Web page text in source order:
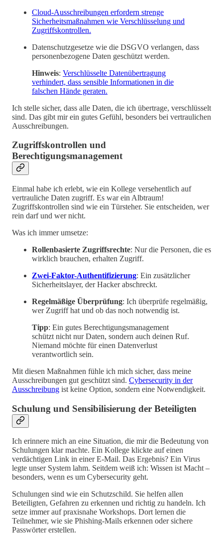
Cloud-Ausschreibungen erfordern strenge
Sicherheitsmaßnahmen wie Verschlüsselung und
Zugriffskontrollen.
Datenschutzgesetze wie die DSGVO verlangen, dass
personenbezogene Daten geschützt werden.
Hinweis: Verschlüsselte Datenübertragung
verhindert, dass sensible Informationen in die
falschen Hände geraten.
Ich stelle sicher, dass alle Daten, die ich übertrage, verschlüsselt
sind. Das gibt mir ein gutes Gefühl, besonders bei vertraulichen
Ausschreibungen.
Zugriffskontrollen und
Berechtigungsmanagement
Einmal habe ich erlebt, wie ein Kollege versehentlich auf
vertrauliche Daten zugriff. Es war ein Albtraum!
Zugriffskontrollen sind wie ein Türsteher. Sie entscheiden, wer
rein darf und wer nicht.
Was ich immer umsetze:
Rollenbasierte Zugriffsrechte: Nur die Personen, die es
wirklich brauchen, erhalten Zugriff.
Zwei-Faktor-Authentifizierung: Ein zusätzlicher
Sicherheitslayer, der Hacker abschreckt.
Regelmäßige Überprüfung: Ich überprüfe regelmäßig,
wer Zugriff hat und ob das noch notwendig ist.
Tipp: Ein gutes Berechtigungsmanagement
schützt nicht nur Daten, sondern auch deinen Ruf.
Niemand möchte für einen Datenverlust
verantwortlich sein.
Mit diesen Maßnahmen fühle ich mich sicher, dass meine
Ausschreibungen gut geschützt sind. Cybersecurity in der
Ausschreibung ist keine Option, sondern eine Notwendigkeit.
Schulung und Sensibilisierung der Beteiligten
Ich erinnere mich an eine Situation, die mir die Bedeutung von
Schulungen klar machte. Ein Kollege klickte auf einen
verdächtigen Link in einer E-Mail. Das Ergebnis? Ein Virus
legte unser System lahm. Seitdem weiß ich: Wissen ist Macht –
besonders, wenn es um Cybersecurity geht.
Schulungen sind wie ein Schutzschild. Sie helfen allen
Beteiligten, Gefahren zu erkennen und richtig zu handeln. Ich
setze immer auf praxisnahe Workshops. Dort lernen die
Teilnehmer, wie sie Phishing-Mails erkennen oder sichere
Passwörter erstellen.